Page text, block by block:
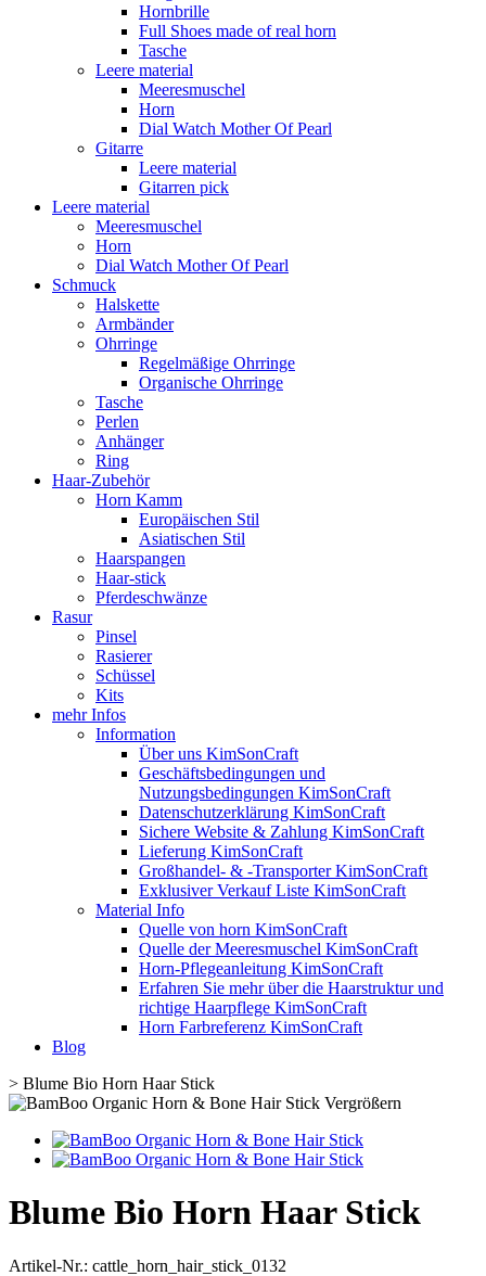
Hornbrille
Full Shoes made of real horn
Tasche
Leere material
Meeresmuschel
Horn
Dial Watch Mother Of Pearl
Gitarre
Leere material
Gitarren pick
Leere material
Meeresmuschel
Horn
Dial Watch Mother Of Pearl
Schmuck
Halskette
Armbänder
Ohrringe
Regelmäßige Ohrringe
Organische Ohrringe
Tasche
Perlen
Anhänger
Ring
Haar-Zubehör
Horn Kamm
Europäischen Stil
Asiatischen Stil
Haarspangen
Haar-stick
Pferdeschwänze
Rasur
Pinsel
Rasierer
Schüssel
Kits
mehr Infos
Information
Über uns KimSonCraft
Geschäftsbedingungen und
Nutzungsbedingungen KimSonCraft
Datenschutzerklärung KimSonCraft
Sichere Website & Zahlung KimSonCraft
Lieferung KimSonCraft
Großhandel- & -Transporter KimSonCraft
Exklusiver Verkauf Liste KimSonCraft
Material Info
Quelle von horn KimSonCraft
Quelle der Meeresmuschel KimSonCraft
Horn-Pflegeanleitung KimSonCraft
Erfahren Sie mehr über die Haarstruktur und
richtige Haarpflege KimSonCraft
Horn Farbreferenz KimSonCraft
Blog
> Blume Bio Horn Haar Stick
Vergrößern
Blume Bio Horn Haar Stick
Artikel-Nr.: cattle_horn_hair_stick_0132